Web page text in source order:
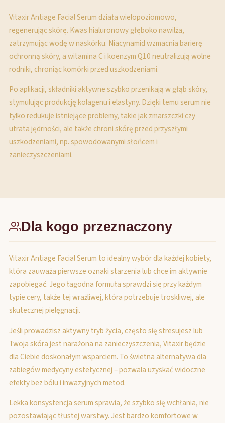
Vitaxir Antiage Facial Serum działa wielopoziomowo,
regenerując skórę. Kwas hialuronowy głęboko nawilża,
zatrzymując wodę w naskórku. Niacynamid wzmacnia barierę
ochronną skóry, a witamina C i koenzym Q10 neutralizują wolne
rodniki, chroniąc komórki przed uszkodzeniami.
Po aplikacji, składniki aktywne szybko przenikają w głąb skóry,
stymulując produkcję kolagenu i elastyny. Dzięki temu serum nie
tylko redukuje istniejące problemy, takie jak zmarszczki czy
utrata jędrności, ale także chroni skórę przed przyszłymi
uszkodzeniami, np. spowodowanymi słońcem i
zanieczyszczeniami.
Dla kogo przeznaczony
Vitaxir Antiage Facial Serum to idealny wybór dla każdej kobiety,
która zauważa pierwsze oznaki starzenia lub chce im aktywnie
zapobiegać. Jego łagodna formuła sprawdzi się przy każdym
typie cery, także tej wrażliwej, która potrzebuje troskliwej, ale
skutecznej pielęgnacji.
Jeśli prowadzisz aktywny tryb życia, często się stresujesz lub
Twoja skóra jest narażona na zanieczyszczenia, Vitaxir będzie
dla Ciebie doskonałym wsparciem. To świetna alternatywa dla
zabiegów medycyny estetycznej – pozwala uzyskać widoczne
efekty bez bólu i inwazyjnych metod.
Lekka konsystencja serum sprawia, że szybko się wchłania, nie
pozostawiając tłustej warstwy. Jest bardzo komfortowe w